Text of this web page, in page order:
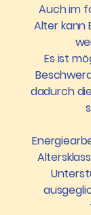
Auch im
Alter kann
Es ist
dadurch